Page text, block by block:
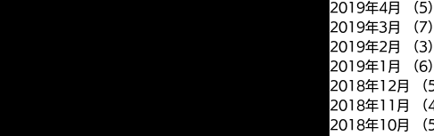
2019年4月
（5
2019年3月
（7
2019年2月
（3
2019年1月
（6
2018年12月
2018年11月
2018年10月